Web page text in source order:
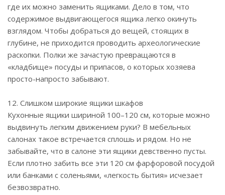
где их можно заменить ящиками. Дело в том, что
содержимое выдвигающегося ящика легко окинуть
взглядом. Чтобы добраться до вещей, стоящих в
глубине, не приходится проводить археологические
раскопки. Полки же зачастую превращаются в
«кладбище» посуды и припасов, о которых хозяева
просто-напросто забывают.
12. Слишком широкие ящики шкафов
Кухонные ящики шириной 100–120 см, которые можно
выдвинуть легким движением руки? В мебельных
салонах такое встречается сплошь и рядом. Но не
забывайте, что в салоне эти ящики девственно пусты.
Если плотно забить все эти 120 см фарфоровой посудой
или банками с соленьями, «легкость бытия» исчезает
безвозвратно.